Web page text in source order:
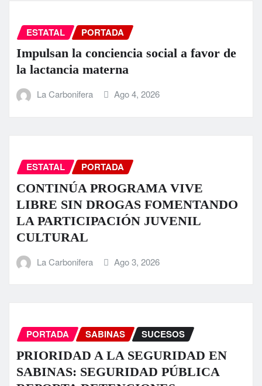
ESTATAL PORTADA
Impulsan la conciencia social a favor de
la lactancia materna
La Carbonifera Ago 4, 2026
ESTATAL PORTADA
CONTINÚA PROGRAMA VIVE
LIBRE SIN DROGAS FOMENTANDO
LA PARTICIPACIÓN JUVENIL
CULTURAL
La Carbonifera Ago 3, 2026
PORTADA SABINAS SUCESOS
PRIORIDAD A LA SEGURIDAD EN
SABINAS: SEGURIDAD PÚBLICA